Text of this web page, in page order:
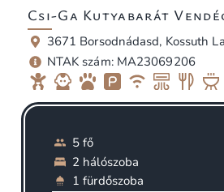
Csi-Ga Kutyabarát
3671 Borsodnádasd, Kossuth
NTAK szám: MA23069206
5 fő
2 hálószoba
1 fürdőszoba